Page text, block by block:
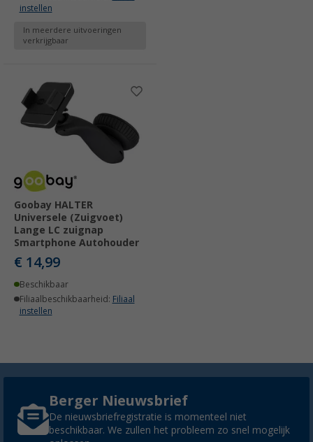
instellen
In meerdere uitvoeringen
verkrijgbaar
Goobay HALTER
Universele (Zuigvoet)
Lange LC zuignap
Smartphone Autohouder
€ 14,99
Beschikbaar
Filiaalbeschikbaarheid: Filiaal
instellen
Berger Nieuwsbrief
De nieuwsbriefregistratie is momenteel niet
beschikbaar. We zullen het probleem zo snel mogelijk